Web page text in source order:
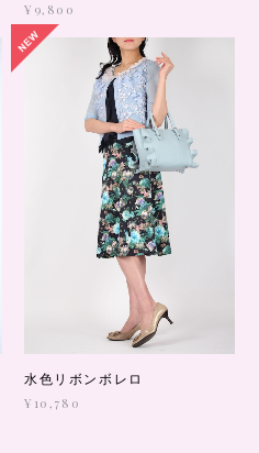
¥9,800
水色リボンボレロ
¥10,780